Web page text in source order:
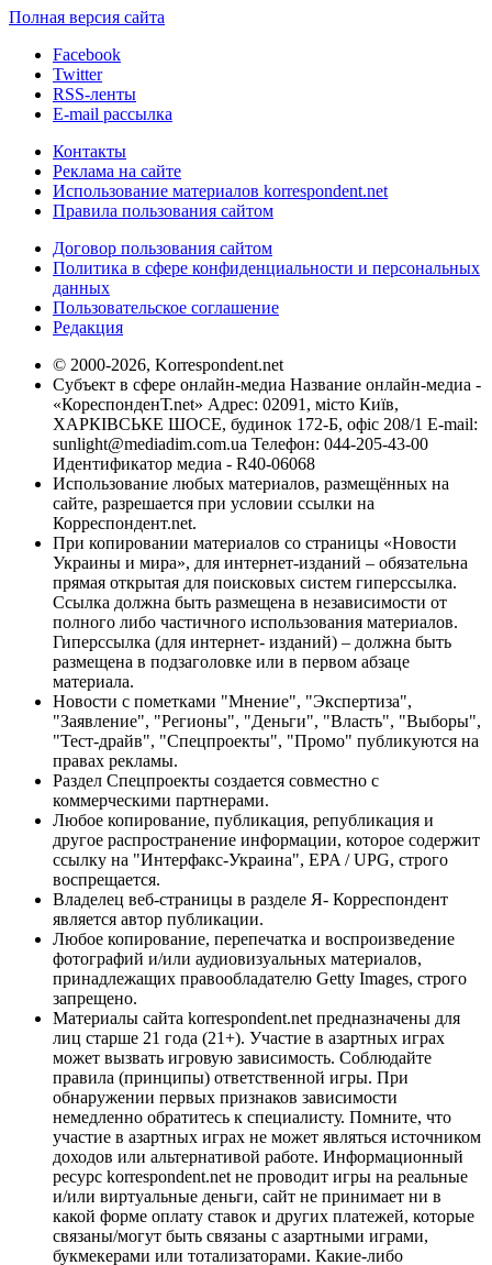
Полная версия сайта
Facebook
Twitter
RSS-ленты
E-mail рассылка
Контакты
Реклама на сайте
Использование материалов korrespondent.net
Правила пользования сайтом
Договор пользования сайтом
Политика в сфере конфиденциальности и персональных
данных
Пользовательское соглашение
Редакция
© 2000-2026, Korrespondent.net
Субъект в сфере онлайн-медиа Название онлайн-медиа -
«КореспонденТ.net» Адрес: 02091, місто Київ,
ХАРКІВСЬКЕ ШОСЕ, будинок 172-Б, офіс 208/1 E-mail:
sunlight@mediadim.com.ua Телефон: 044-205-43-00
Идентификатор медиа - R40-06068
Использование любых материалов, размещённых на
сайте, разрешается при условии ссылки на
Корреспондент.net.
При копировании материалов со страницы «Новости
Украины и мира», для интернет-изданий – обязательна
прямая открытая для поисковых систем гиперссылка.
Ссылка должна быть размещена в независимости от
полного либо частичного использования материалов.
Гиперссылка (для интернет- изданий) – должна быть
размещена в подзаголовке или в первом абзаце
материала.
Новости с пометками "Мнение", "Экспертиза",
"Заявление", "Регионы", "Деньги", "Власть", "Выборы",
"Тест-драйв", "Спецпроекты", "Промо" публикуются на
правах рекламы.
Раздел Спецпроекты создается совместно с
коммерческими партнерами.
Любое копирование, публикация, републикация и
другое распространение информации, которое содержит
ссылку на "Интерфакс-Украина", EPA / UPG, строго
воспрещается.
Владелец веб-страницы в разделе Я- Корреспондент
является автор публикации.
Любое копирование, перепечатка и воспроизведение
фотографий и/или аудиовизуальных материалов,
принадлежащих правообладателю Getty Images, строго
запрещено.
Материалы сайта korrespondent.net предназначены для
лиц старше 21 года (21+). Участие в азартных играх
может вызвать игровую зависимость. Соблюдайте
правила (принципы) ответственной игры. При
обнаружении первых признаков зависимости
немедленно обратитесь к специалисту. Помните, что
участие в азартных играх не может являться источником
доходов или альтернативой работе. Информационный
ресурс korrespondent.net не проводит игры на реальные
и/или виртуальные деньги, сайт не принимает ни в
какой форме оплату ставок и других платежей, которые
связаны/могут быть связаны с азартными играми,
букмекерами или тотализаторами. Какие-либо